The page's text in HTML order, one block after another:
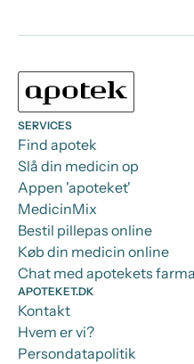
SERVICES
Find apotek
Slå din medicin op
Appen 'apoteket'
MedicinMix
Bestil pillepas online
Køb din medicin online
Chat med apotekets
APOTEKET.DK
Kontakt
Hvem er vi?
Persondatapolitik